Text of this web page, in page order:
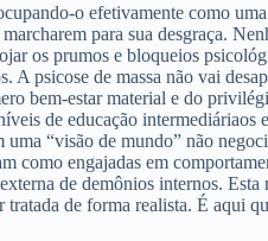
o efetivamente como
para sua desgraça.
os prumos e bloqueios
psicose de massa não vai
bem-estar material e do
de educação
“visão de mundo” não
como engajadas em
de demônios internos.
de forma realista. É aqui